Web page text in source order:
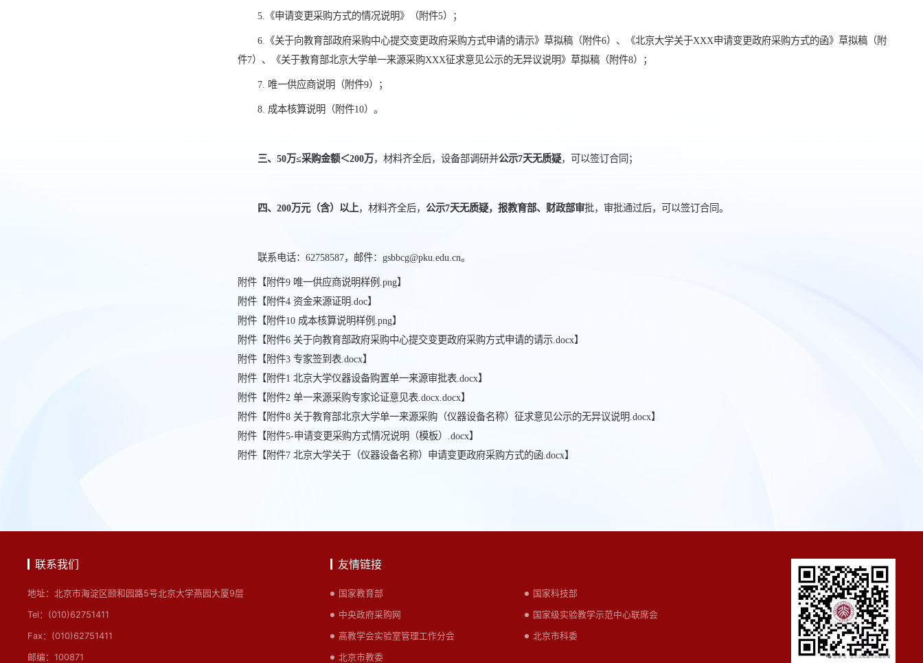
5.《申请变更采购方式的情况说明》（附件5）；
6.《关于向教育部政府采购中心提交变更政府采购方式申请的请示》草拟稿（附件6）、《北京大学关于XXX申请变更政府采购方式的函》草拟稿（附
件7）、《关于教育部北京大学单一来源采购XXX征求意见公示的无异议说明》草拟稿（附件8）；
7. 唯一供应商说明（附件9）；
8. 成本核算说明（附件10）。
三、50万≤采购金额＜200万，材料齐全后，设备部调研并公示7天无质疑，可以签订合同；
四、200万元（含）以上，材料齐全后， 公示7天无质疑，报教育部、财政部审批，审批通过后，可以签订合同。
联系电话：62758587，邮件：gsbbcg@pku.edu.cn。
附件【附件9 唯一供应商说明样例.png】
附件【附件4 资金来源证明.doc】
附件【附件10 成本核算说明样例.png】
附件【附件6 关于向教育部政府采购中心提交变更政府采购方式申请的请示.docx】
附件【附件3 专家签到表.docx】
附件【附件1 北京大学仪器设备购置单一来源审批表.docx】
附件【附件2 单一来源采购专家论证意见表.docx.docx】
附件【附件8 关于教育部北京大学单一来源采购（仪器设备名称）征求意见公示的无异议说明.docx】
附件【附件5-申请变更采购方式情况说明（模板）.docx】
附件【附件7 北京大学关于（仪器设备名称）申请变更政府采购方式的函.docx】
联系我们
地址：北京市海淀区颐和园路5号北京大学燕园大厦9层
Tel：(010)62751411
Fax：(010)62751411
邮编：100871
友情链接
国家教育部 国家科技部
中央政府采购网 国家级实验教学示范中心联席会
高教学会实验室管理工作分会 北京市科委
北京市教委